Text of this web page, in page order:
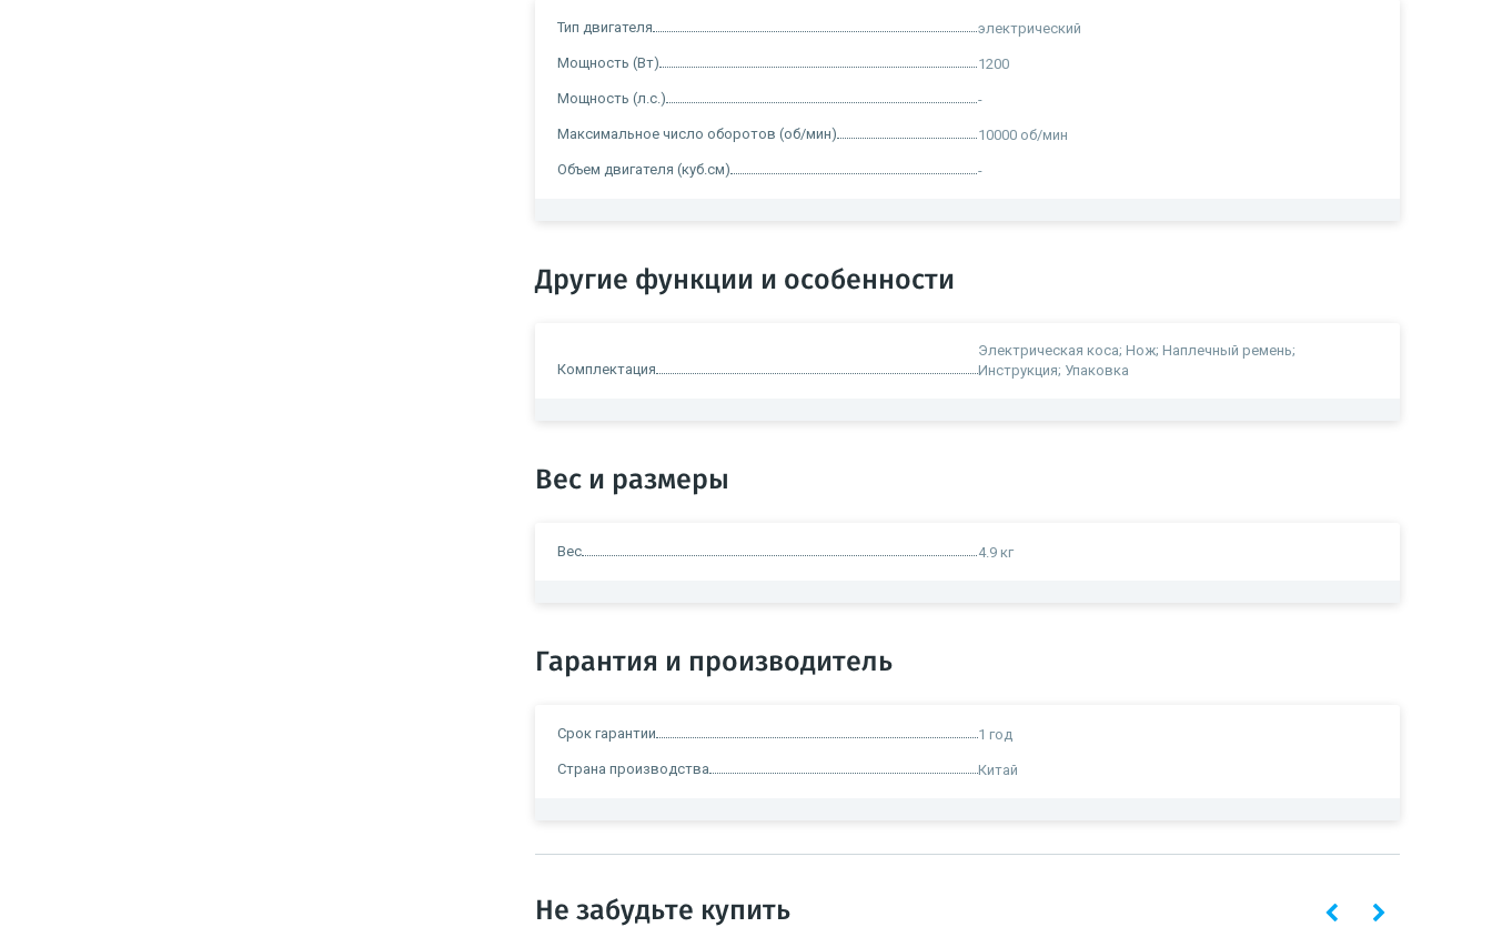
Тип двигателя электрический
Мощность (Вт) 1200
Мощность (л.с.) -
Максимальное число оборотов (об/мин) 10000 об/мин
Объем двигателя (куб.см) -
Другие функции и особенности
Комплектация
Электрическая коса; Нож; Наплечный ремень;
Инструкция; Упаковка
Вес и размеры
Вес 4.9 кг
Гарантия и производитель
Срок гарантии 1 год
Страна производства Китай
Не забудьте купить